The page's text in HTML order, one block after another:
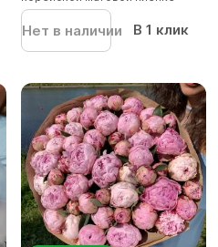
Нет в наличии В 1 клик